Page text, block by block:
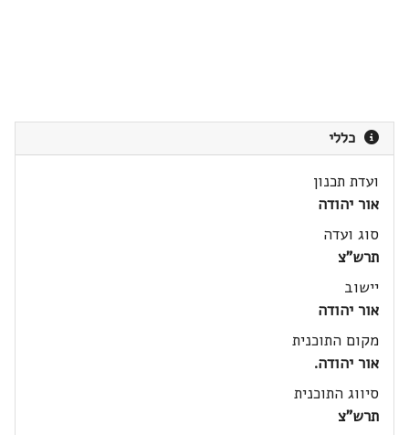
כללי
ועדת תכנון
אור יהודה
סוג ועדה
תרש"צ
יישוב
אור יהודה
מקום התוכנית
אור יהודה.
סיווג התוכנית
תרש"צ